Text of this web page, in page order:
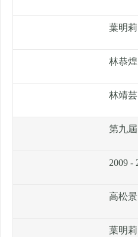
葉明莉
林恭煌
林靖芸
第九屆
2009 -
高松景
葉明莉